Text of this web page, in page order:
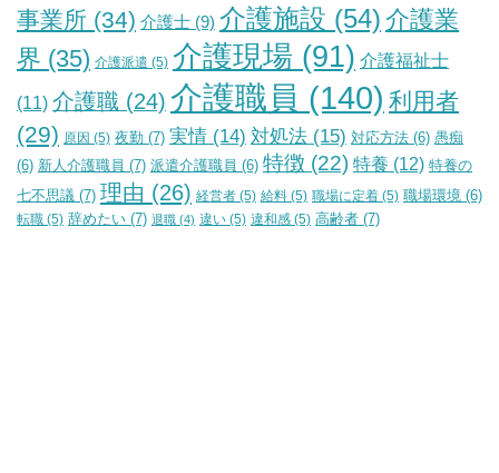
事業所 (34) 介護士 (9) 介護施設 (54) 介護業
界 (35) 介護派遣 (5) 介護現場 (91) 介護福祉士
(11) 介護職 (24) 介護職員 (140) 利用者
(29) 原因 (5) 夜勤 (7) 実情 (14) 対処法 (15) 対応方法 (6) 愚痴
(6) 新人介護職員 (7) 派遣介護職員 (6) 特徴 (22) 特養 (12) 特養の
七不思議 (7) 理由 (26) 経営者 (5) 給料 (5) 職場に定着 (5) 職場環境 (6)
転職 (5) 辞めたい (7) 退職 (4) 違い (5) 違和感 (5) 高齢者 (7)